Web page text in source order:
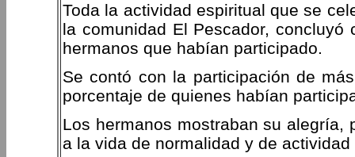
Toda la actividad espiritual que se
la comunidad El Pescador,
hermanos que habían participado.
Se contó con la participación de
porcentaje de quienes habían
Los hermanos mostraban su alegría,
a la vida de normalidad y de